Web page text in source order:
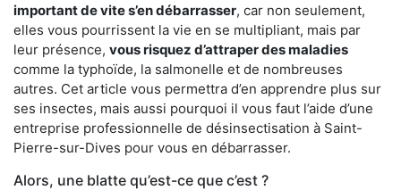
important de vite s’en débarrasser, car non seulement,
elles vous pourrissent la vie en se multipliant, mais par
leur présence, vous risquez d’attraper des maladies
comme la typhoïde, la salmonelle et de nombreuses
autres. Cet article vous permettra d’en apprendre plus sur
ses insectes, mais aussi pourquoi il vous faut l’aide d’une
entreprise professionnelle de désinsectisation à Saint-
Pierre-sur-Dives pour vous en débarrasser.
Alors, une blatte qu’est-ce que c’est ?